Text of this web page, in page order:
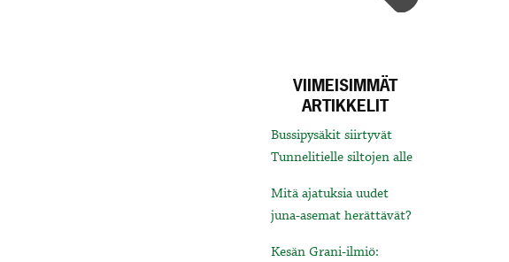
VIIMEISIMMÄT
ARTIKKELIT
Bussipysäkit siirtyvät
Tunnelitielle siltojen alle
Mitä ajatuksia uudet
juna-asemat herättävät?
Kesän Grani-ilmiö: